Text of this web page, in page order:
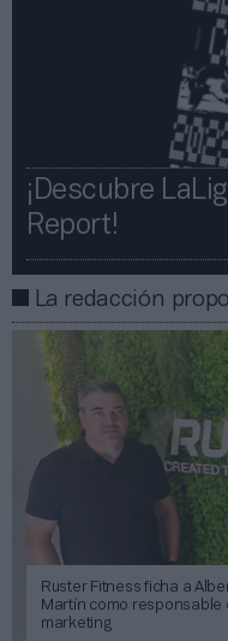
¡Descubre
Report!​​
La redacción
Ruster Fitness ficha a
Martín como responsable
marketing